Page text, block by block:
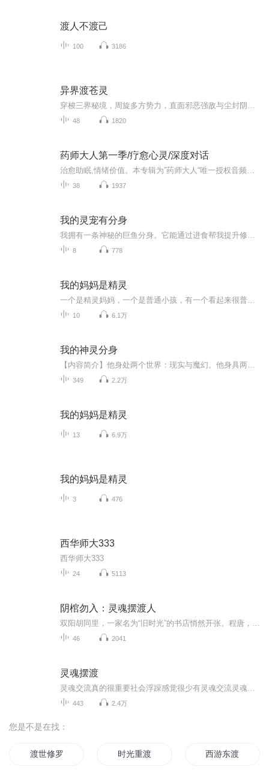
渡人不渡己
100 3186
异界渡苍灵
48 1820
药师大人第一季/疗愈心灵/深度对话
38 1937
我的灵宠有分身
8 778
我的妈妈是精灵
10 6.1万
我的神灵分身
349 2.2万
我的妈妈是精灵
13 6.9万
我的妈妈是精灵
3 476
西华师大333
西华师大333
24 5113
阴棺勿入：灵魂摆渡人
46 2041
灵魂摆渡
443 2.4万
您是不是在找：
渡世修罗 时光重渡 西游东渡